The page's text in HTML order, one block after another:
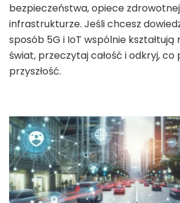
bezpieczeństwa, opiece
infrastrukturze. Jeśli chcesz
sposób 5G i IoT wspólnie kształtują
świat, przeczytaj całość i odkryj,
przyszłość.